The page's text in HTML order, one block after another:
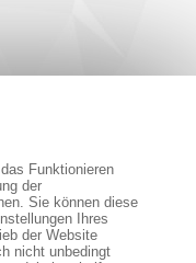
Funktionieren
der
Sie können diese
Ihres
der Website
nicht unbedingt